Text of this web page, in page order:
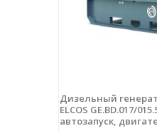
Дизельный
ELCOS GE.BD.017/
автозапуск,